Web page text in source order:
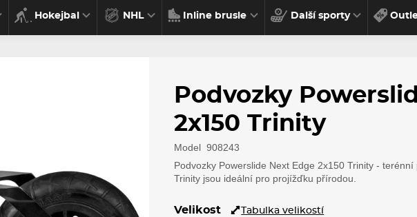
Hokejbal NHL Inline brusle Další sporty
Podvozky
2x150 Trinity
Model 908243
Podvozky Powerslide Next Edge 2x150 Trinity -
Trinity jsou ideální pro projížďku přírodou.
Velikost Tabulka velikostí